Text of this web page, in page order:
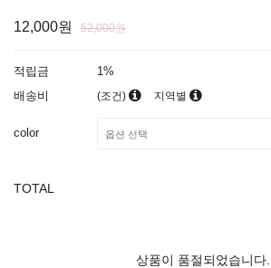
12,000원 52,000원
적립금
1%
배송비
(조건) 지역별
color
TOTAL
상품이 품절되었습니다.